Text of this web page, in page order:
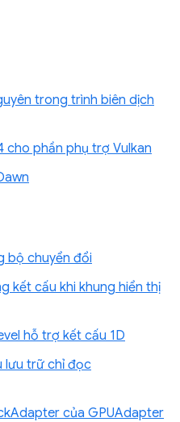
trong trình biên dịch
cho phần phụ trợ Vulkan
bộ chuyển đổi
kết cấu khi khung hiển thị
hỗ trợ kết cấu 1D
lưu trữ chỉ đọc
của GPUAdapter